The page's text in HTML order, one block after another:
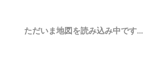
ただいま地図を読み込み中です...